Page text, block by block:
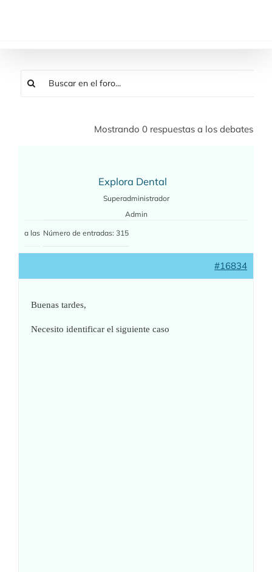
Mostrando 0 respuestas a los debates
Explora Dental
Superadministrador
Admin
a las Número de entradas: 315
#16834
Buenas tardes,
Necesito identificar el siguiente caso